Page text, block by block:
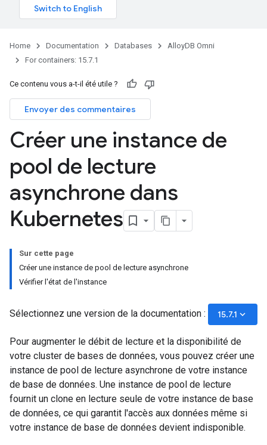
Home Documentation Databases
AlloyDB Omni
For containers: 15.7.1
Ce contenu vous a-t-il été utile ?
Envoyer des commentaires
Créer une instance de
pool de lecture
asynchrone dans
Kubernetes
Sur cette page
Créer une instance de pool de lecture asynchrone
Vérifier l'état de l'instance
Sélectionnez une version de la documentation : 15.7.1 keyboard_arrow_down
Pour augmenter le débit de lecture et la disponibilité de
votre cluster de bases de données, vous pouvez créer une
instance de pool de lecture asynchrone de votre instance
de base de données. Une instance de pool de lecture
fournit un clone en lecture seule de votre instance de base
de données, ce qui garantit l'accès aux données même si
votre instance de base de données devient indisponible.